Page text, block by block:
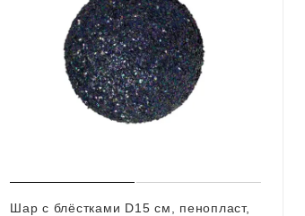
Шар с блёстками D15 см, пенопласт,